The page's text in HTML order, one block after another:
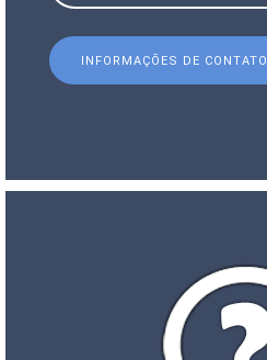
INFORMAÇÕES DE CONTATO